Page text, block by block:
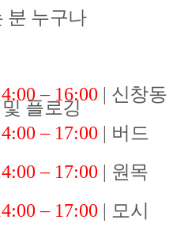
분 누구나
– 16:00 | 신창동
플로깅
– 17:00 | 버드
– 17:00 | 원목
– 17:00 | 모시